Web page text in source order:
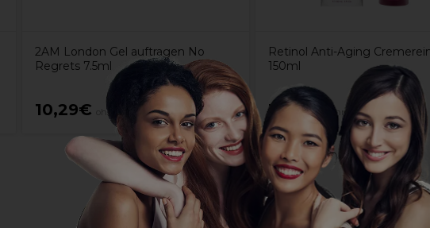
2AM London Gel auftragen No
Regrets 7.5ml
10,29€ ohne MwSt.
Retinol Anti-Aging
150ml
10,90€ ohne MwSt.